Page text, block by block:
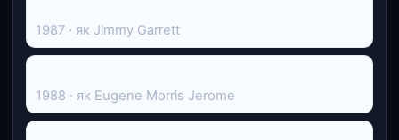
1987 · як Jimmy Garrett
1988 · як Eugene Morris Jerome